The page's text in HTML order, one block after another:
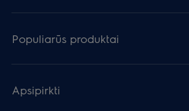
Populiarūs produktai
Apsipirkti